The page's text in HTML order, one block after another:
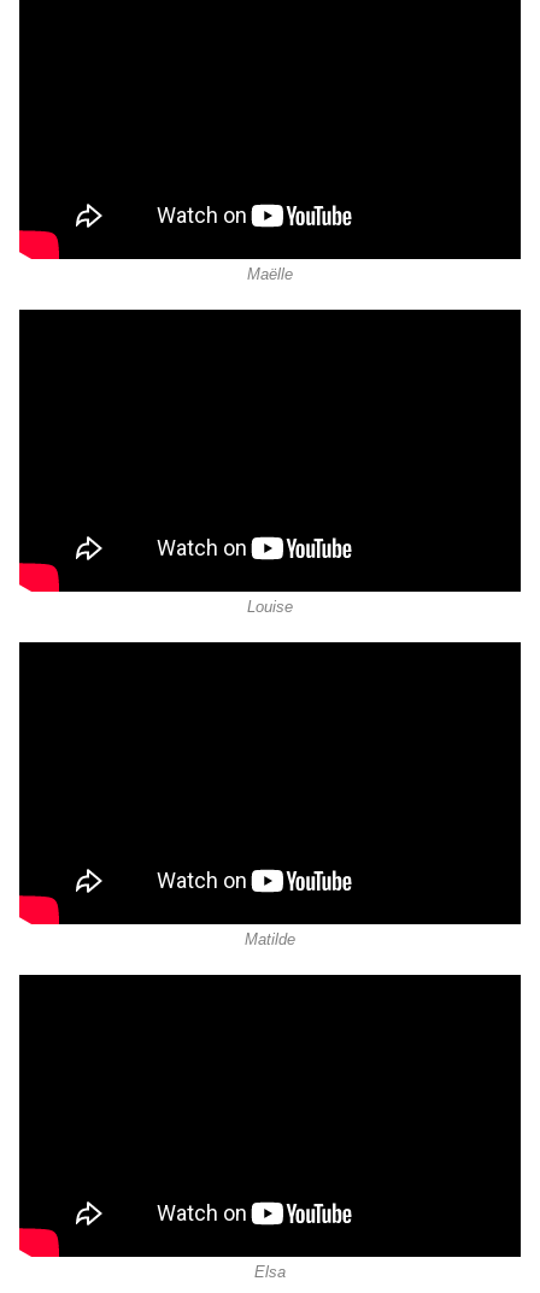
Maëlle
Louise
Matilde
Elsa